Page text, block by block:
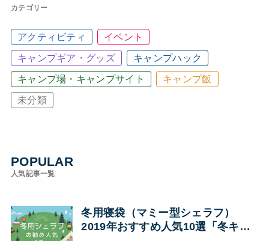
カテゴリー
アクティビティ イベント
キャンプギア・グッズ キャンプハック
キャンプ場・キャンプサイト キャンプ飯
未分類
POPULAR
人気記事一覧
冬用寝袋（マミー型シェラフ）
2019年おすすめ人気10選「冬キャ